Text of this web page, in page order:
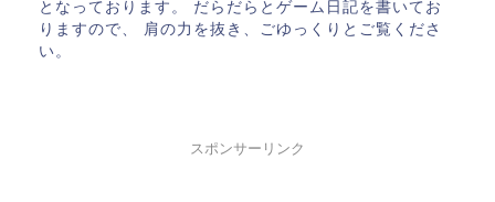
となっております。 だらだらとゲーム日記を書いてお
りますので、 肩の力を抜き、ごゆっくりとご覧くださ
い。
スポンサーリンク